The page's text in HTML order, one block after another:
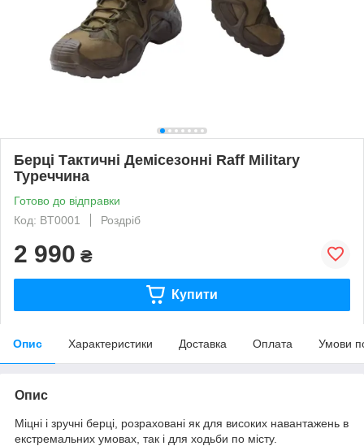
Берці Тактичні Демісезонні Raff Military
Туреччина
Готово до відправки
Код: BT0001
Роздріб
2 990 ₴
Купити
Опис Характеристики Доставка Оплата Умови
Опис
Міцні і зручні берці, розраховані як для високих навантажень в
екстремальних умовах, так і для ходьби по місту.